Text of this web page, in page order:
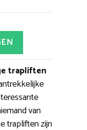
trapliften
van
trapliften zijn